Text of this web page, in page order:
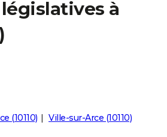
à
(10110) Ville-sur-Arce (10110)